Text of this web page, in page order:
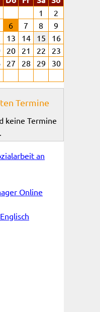
1
2
6 7 8
9
13 14 15
16
20 21 22
23
27 28 29
30
Termine
keine Termine